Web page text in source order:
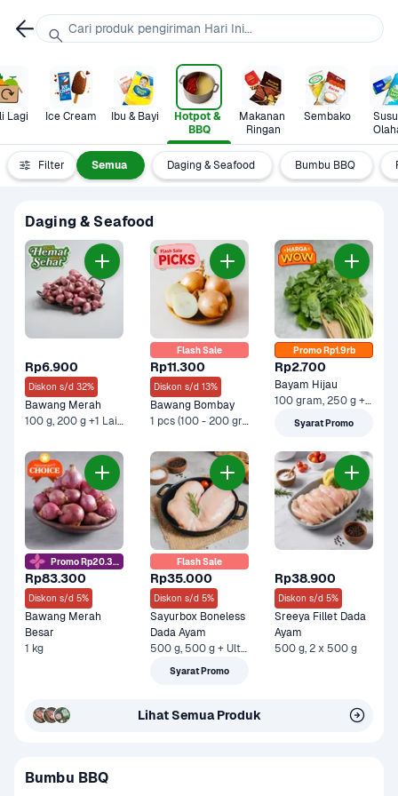
Lagi Ice Cream Ibu & Bayi
Hotpot &
BBQ
Makanan
Ringan
Sembako
Filter Semua Daging & Seafood Bumbu BBQ
Daging & Seafood
Rp6.900
Diskon s/d 32%
Bawang Merah
100 g, 200 g +1 Lainnya
Flash Sale
Rp11.300
Diskon s/d 13%
Bawang Bombay
1 pcs (100 - 200 gram), 500 g +2 Lainnya
Promo Rp1.9rb
Rp2.700
Bayam Hijau
100 gram, 250 g +1 Lainnya
Syarat Promo
Promo Rp20.3rb
Rp83.300
Diskon s/d 5%
Bawang Merah
Besar
1 kg
Flash Sale
Rp35.000
Diskon s/d 5%
Sayurbox Boneless
Dada Ayam
500 g, 500 g + Ultra Milk UHT Full Cream 750 ml +1 Lainnya
Syarat Promo
Rp38.900
Diskon s/d 5%
Sreeya Fillet Dada
Ayam
500 g, 2 x 500 g
Lihat Semua Produk
Bumbu BBQ
Cari produk pengiriman Hari Ini...